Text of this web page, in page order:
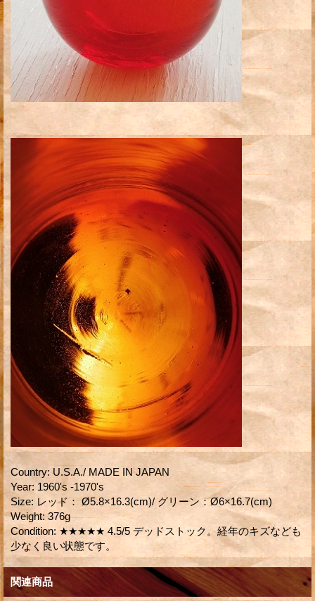
Country: U.S.A./ MADE IN JAPAN
Year: 1960's -1970's
Size: レッド： Ø5.8×16.3(cm)/ グリーン：Ø6×16.7(cm)
Weight: 376g
Condition: ★★★★★ 4.5/5 デッドストック。経年のキズなども
少なく良い状態です。
関連商品